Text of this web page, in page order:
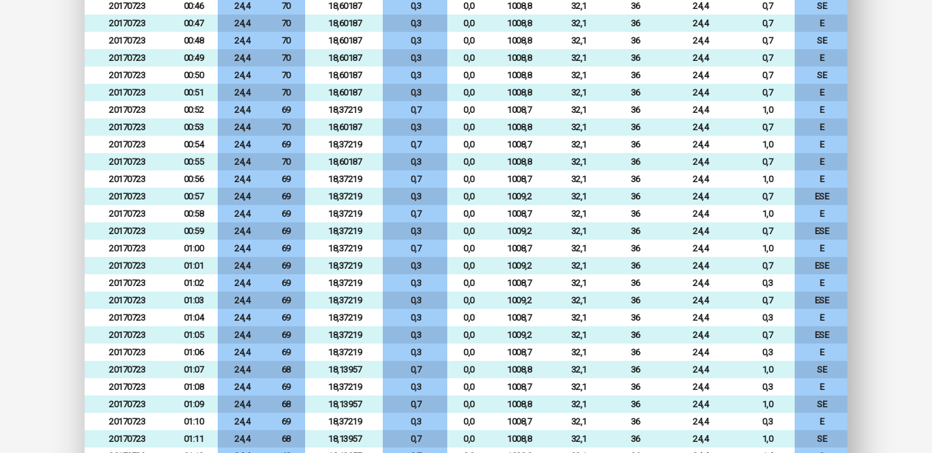
20170723
00:46 24,4 70 18,60187 0,3 0,0 1008,8 32,1 36 24,4 0,7
SE
20170723
00:47 24,4 70 18,60187 0,3 0,0 1008,8 32,1 36 24,4 0,7
E
20170723
00:48 24,4 70 18,60187 0,3 0,0 1008,8 32,1 36 24,4 0,7
SE
20170723
00:49 24,4 70 18,60187 0,3 0,0 1008,8 32,1 36 24,4 0,7
E
20170723
00:50 24,4 70 18,60187 0,3 0,0 1008,8 32,1 36 24,4 0,7
SE
20170723
00:51 24,4 70 18,60187 0,3 0,0 1008,8 32,1 36 24,4 0,7
E
20170723
00:52 24,4 69 18,37219 0,7 0,0 1008,7 32,1 36 24,4 1,0
E
20170723
00:53 24,4 70 18,60187 0,3 0,0 1008,8 32,1 36 24,4 0,7
E
20170723
00:54 24,4 69 18,37219 0,7 0,0 1008,7 32,1 36 24,4 1,0
E
20170723
00:55 24,4 70 18,60187 0,3 0,0 1008,8 32,1 36 24,4 0,7
E
20170723
00:56 24,4 69 18,37219 0,7 0,0 1008,7 32,1 36 24,4 1,0
E
20170723
00:57 24,4 69 18,37219 0,3 0,0 1009,2 32,1 36 24,4 0,7
ESE
20170723
00:58 24,4 69 18,37219 0,7 0,0 1008,7 32,1 36 24,4 1,0
E
20170723
00:59 24,4 69 18,37219 0,3 0,0 1009,2 32,1 36 24,4 0,7
ESE
20170723
01:00 24,4 69 18,37219 0,7 0,0 1008,7 32,1 36 24,4 1,0
E
20170723
01:01 24,4 69 18,37219 0,3 0,0 1009,2 32,1 36 24,4 0,7
ESE
20170723
01:02 24,4 69 18,37219 0,3 0,0 1008,7 32,1 36 24,4 0,3
E
20170723
01:03 24,4 69 18,37219 0,3 0,0 1009,2 32,1 36 24,4 0,7
ESE
20170723
01:04 24,4 69 18,37219 0,3 0,0 1008,7 32,1 36 24,4 0,3
E
20170723
01:05 24,4 69 18,37219 0,3 0,0 1009,2 32,1 36 24,4 0,7
ESE
20170723
01:06 24,4 69 18,37219 0,3 0,0 1008,7 32,1 36 24,4 0,3
E
20170723
01:07 24,4 68 18,13957 0,7 0,0 1008,8 32,1 36 24,4 1,0
SE
20170723
01:08 24,4 69 18,37219 0,3 0,0 1008,7 32,1 36 24,4 0,3
E
20170723
01:09 24,4 68 18,13957 0,7 0,0 1008,8 32,1 36 24,4 1,0
SE
20170723
01:10 24,4 69 18,37219 0,3 0,0 1008,7 32,1 36 24,4 0,3
E
20170723
01:11 24,4 68 18,13957 0,7 0,0 1008,8 32,1 36 24,4 1,0
SE